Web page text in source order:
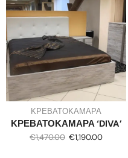
ΚΡΕΒΑΤΟΚΑΜΑΡΑ
ΚΡΕΒΑΤΟΚΑΜΑΡΑ ‘DIVA’
€1,470.00 €1,190.00